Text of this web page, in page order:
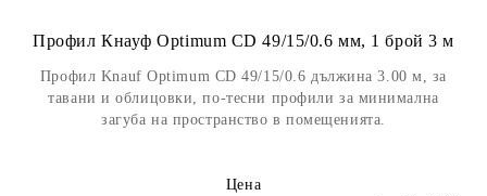
Профил Кнауф Optimum CD 49/15/0.6 мм, 1 брой 3 м
Профил Knauf Optimum CD 49/15/0.6 дължина 3.00 м, за
тавани и облицовки, по-тесни профили за минимална
загуба на пространство в помещенията.
Цена